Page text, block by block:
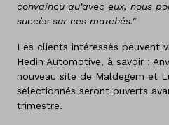
convaincu qu'avec eux, nous
succès sur ces marchés."
Les clients intéressés peuvent
Hedin Automotive, à savoir :
nouveau site de Maldegem et
sélectionnés seront ouverts
trimestre.